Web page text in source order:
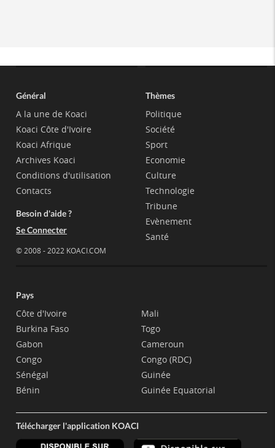
Général
A la une de Koaci
Koaci Côte d'Ivoire
Koaci Afrique
Archives Koaci
Conditions d'utilisation
Contacts
Besoin d'aide ?
Se Connecter
© 2008 - 2022 KOACI.COM
Thèmes
Politique
Société
Sport
Economie
Culture
Technologie
Tribune
Evènement
Santé
Pays
Côte d'Ivoire
Burkina Faso
Gabon
Congo
Sénégal
Bénin
Mali
Togo
Cameroun
Congo (RDC)
Guinée
Guinée Equatorial
Télécharger l'application KOACI